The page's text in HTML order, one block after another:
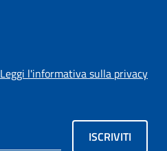
Leggi l'informativa sulla privacy
ISCRIVITI